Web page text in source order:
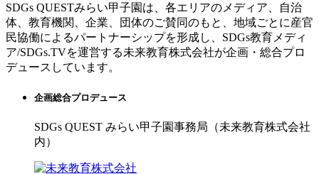
SDGs QUESTみらい甲子園は、各エリアのメディア、自治
体、教育機関、企業、団体のご賛同のもと、地域ごとに産官
民協働によるパートナーシップを形成し、SDGs教育メディ
ア/SDGs.TVを運営する未来教育株式会社が企画・総合プロ
デュースしています。
企画総合プロデュース
SDGs QUEST みらい甲子園事務局（未来教育株式会社
内）